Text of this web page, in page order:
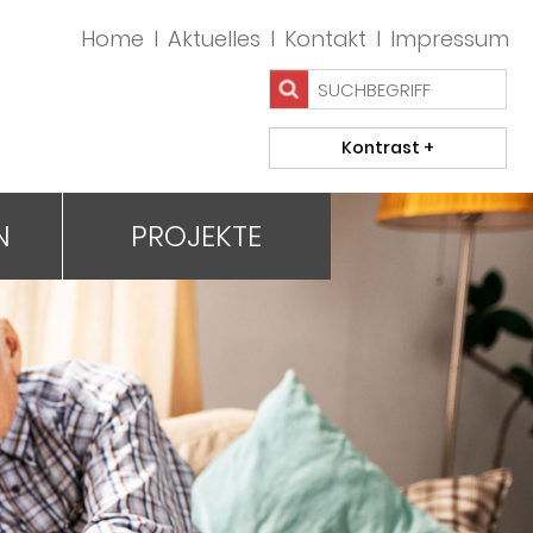
Home I Aktuelles I Kontakt I Impressum
PROJEKTE